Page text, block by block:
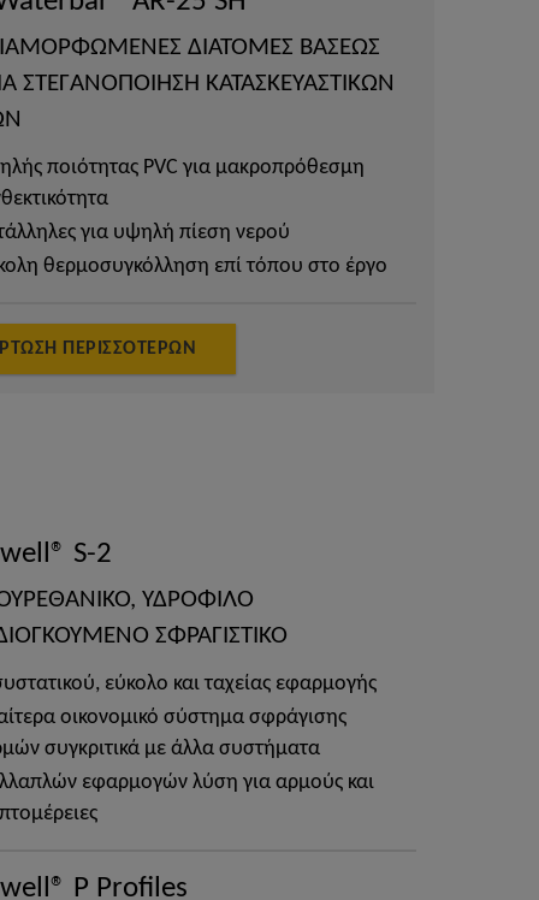
ΔΙΑΤΟΜΕΣ ΒΑΣΕΩΣ
ΣΤΕΓΑΝΟΠΟΙΗΣΗ ΚΑΤΑΣΚΕΥΑΣΤΙΚΩΝ
ποιότητας PVC για μακροπρόθεσμη
για υψηλή πίεση νερού
θερμοσυγκόλληση επί τόπου στο έργο
ΠΕΡΙΣΣΌΤΕΡΩΝ
S-2
ΥΔΡΟΦΙΛΟ
ΣΦΡΑΓΙΣΤΙΚΟ
εύκολο και ταχείας εφαρμογής
οικονομικό σύστημα σφράγισης
συγκριτικά με άλλα συστήματα
εφαρμογών λύση για αρμούς και
P Profiles